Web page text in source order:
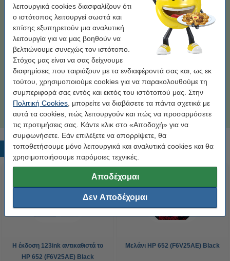
λειτουργικά cookies διασφαλίζουν ότι
ο ιστότοπος λειτουργεί σωστά και
επίσης εξυπηρετούν μια αναλυτική
λειτουργία για να μας βοηθούν να
βελτιώνουμε συνεχώς τον ιστότοπο.
Στόχος μας είναι να σας δείχνουμε
διαφημίσεις που ταιριάζουν με τα ενδιαφέροντά σας και, ως εκ
τούτου, χρησιμοποιούμε cookies για να παρακολουθούμε τη
συμπεριφορά σας εντός και εκτός του ιστότοπού μας. Στην
Πολιτική Cookies , μπορείτε να διαβάσετε τα πάντα σχετικά με
αυτά τα cookies, πώς λειτουργούν και πώς να προσαρμόσετε
τις προτιμήσεις σας. Κάντε κλικ στο «Αποδοχή» για να
συμφωνήσετε. Εάν επιλέξετε να απορρίψετε, θα
τοποθετήσουμε μόνο λειτουργικά και αναλυτικά cookies και θα
χρησιμοποιήσουμε παρόμοιες τεχνικές.
Αποδέχομαι
Δεν Αποδέχομαι
Βάλε στο καλάθι το Black
Η έκδοση 123ink αντικαθιστά το HP 652
(F6V25AE) Black
18,90 €
Μη ξεχάσεις το Χαρτί Εκτύπωσης!
Χαρτί Εκτύπωσης Inacopia Office Α4, 80gr (500
φύλλα)
4,99 €
Δημοφιλή προϊόντα
Η έκδοση 123ink αντικαθιστά το
HP 652 (F6V25AE) Black
Μελάνι HP 652 (F6V25AE) Black